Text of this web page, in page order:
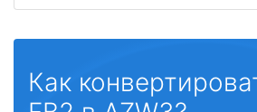
Как